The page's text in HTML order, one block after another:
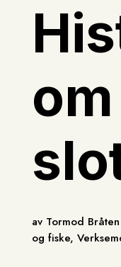
av Tormod
og fiske,